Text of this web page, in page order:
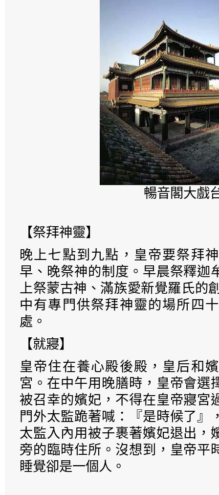
暢音閣大戲
【祭拜神靈】
晚上七點到九點，皇帝要祭拜
早、晚祭神的制度。早晨祭釋迦
上祭蒙古神、滿族愛新覺羅氏的
中有專門供祭拜神靈的場所四
處。
【就寢】
皇帝住在養心殿後殿，皇后和
宮。在中午用晚膳時，皇帝會選
被召幸的嬪妃，不得在皇帝寢宮
門外太監跪著喊：『是時候了』
太監入內用被子裹著嬪妃退出，
旁的臨時住所。沒想到，皇帝平
睡覺卻是一個人。